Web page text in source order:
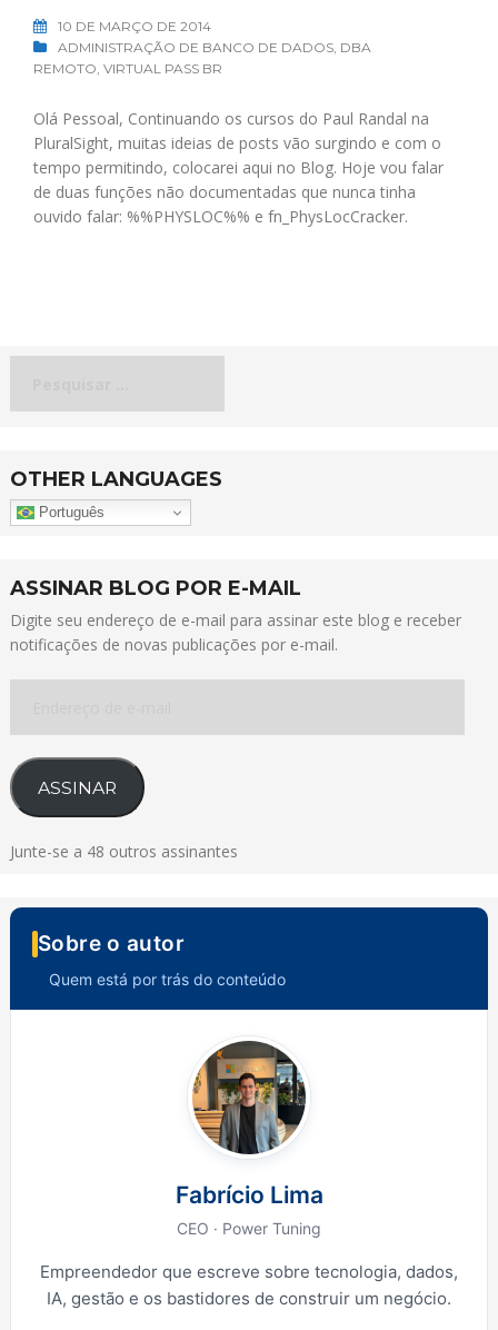
10 DE MARÇO DE 2014
ADMINISTRAÇÃO DE BANCO DE DADOS, DBA
REMOTO, VIRTUAL PASS BR
Olá Pessoal, Continuando os cursos do Paul Randal na
PluralSight, muitas ideias de posts vão surgindo e com o
tempo permitindo, colocarei aqui no Blog. Hoje vou falar
de duas funções não documentadas que nunca tinha
ouvido falar: %%PHYSLOC%% e fn_PhysLocCracker.
OTHER LANGUAGES
Português
ASSINAR BLOG POR E-MAIL
Digite seu endereço de e-mail para assinar este blog e receber
notificações de novas publicações por e-mail.
e-
mail
ASSINAR
Junte-se a 48 outros assinantes
Sobre o autor
Quem está por trás do conteúdo
Fabrício Lima
CEO · Power Tuning
Empreendedor que escreve sobre tecnologia, dados,
IA, gestão e os bastidores de construir um negócio.